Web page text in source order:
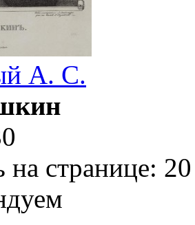
А. С.
странице: 20